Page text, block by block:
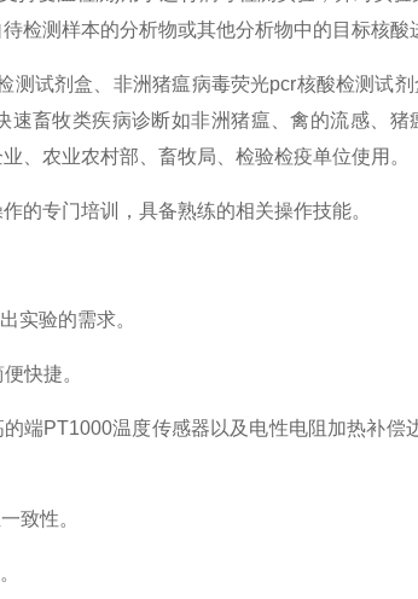
检测样本的分析物或其他分析物中的目标核酸
测试剂盒、非洲猪瘟病毒荧光pcr核酸检测试
速畜牧类疾病诊断如非洲猪瘟、禽的流感、
、农业农村部、畜牧局、检验检疫单位使用。
的专门培训，具备熟练的相关操作技能。
实验的需求。
快捷。
端PT1000温度传感器以及电性电阻加热补
致性。